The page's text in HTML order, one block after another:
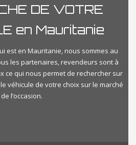
DE VOTRE
en Mauritanie
est en Mauritanie, nous sommes au
les partenaires, revendeurs sont à
ce qui nous permet de rechercher sur
véhicule de votre choix sur le marché
de l’occasion.